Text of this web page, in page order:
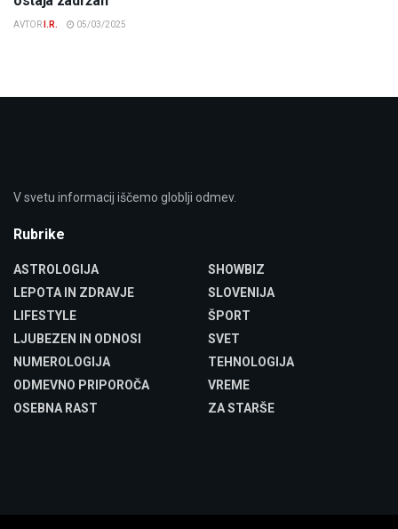
AVTOR I.R. 05/03/2025
V svetu informacij iščemo globlji odmev.
Rubrike
ASTROLOGIJA
LEPOTA IN ZDRAVJE
LIFESTYLE
LJUBEZEN IN ODNOSI
NUMEROLOGIJA
ODMEVNO PRIPOROČA
OSEBNA RAST
SHOWBIZ
SLOVENIJA
ŠPORT
SVET
TEHNOLOGIJA
VREME
ZA STARŠE